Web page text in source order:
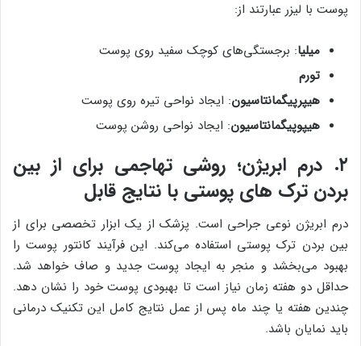
پوست با لیزر عبارتند از:
میلیا: برجستگی‌های کوچک سفید روی پوست
تورم
هیپرپیگمانتاسیون: ایجاد نواحی تیره روی پوست
هیپوپیگمانتاسیون: ایجاد نواحی روشن پوست
۲. درم ابریژن؛ روشی تهاجمی برای از بین
بردن ترک های پوستی با نتایج قابل
درم ابریژن نوعی جراحی است. پزشک از یک ابزار تخصصی برای از
بین بردن ترک پوستی استفاده می‌کند. این فرآیند کانتور پوست را
بهبود می‌بخشد و منجر به‌ ایجاد پوست جدید و صاف خواهد شد.
حداقل دو هفته زمان نیاز است تا بهبودی پوست خود را نشان دهد.
چندین هفته یا چند ماه پس از عمل نتایج کامل این تکنیک درمانی
باید نمایان باشد.